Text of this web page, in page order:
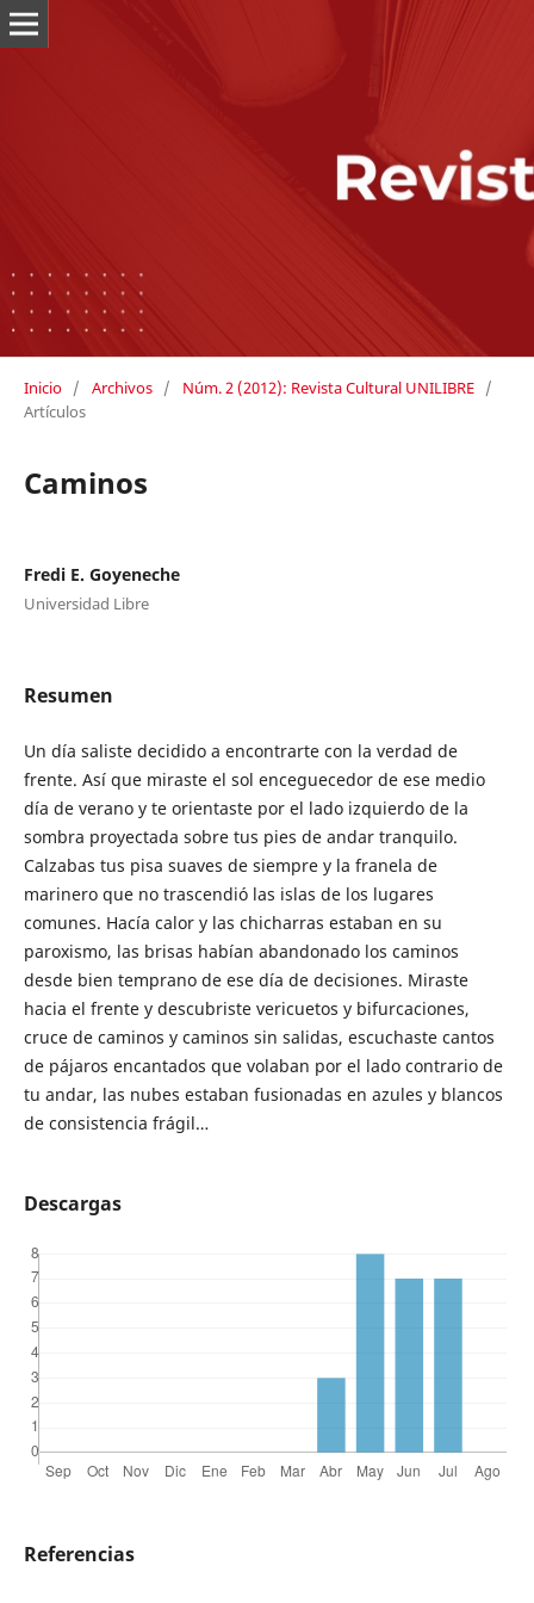
Inicio / Archivos / Núm. 2 (2012): Revista Cultural UNILIBRE /
Artículos
Caminos
Fredi E. Goyeneche
Universidad Libre
Resumen
Un día saliste decidido a encontrarte con la verdad de
frente. Así que miraste el sol enceguecedor de ese medio
día de verano y te orientaste por el lado izquierdo de la
sombra proyectada sobre tus pies de andar tranquilo.
Calzabas tus pisa suaves de siempre y la franela de
marinero que no trascendió las islas de los lugares
comunes. Hacía calor y las chicharras estaban en su
paroxismo, las brisas habían abandonado los caminos
desde bien temprano de ese día de decisiones. Miraste
hacia el frente y descubriste vericuetos y bifurcaciones,
cruce de caminos y caminos sin salidas, escuchaste cantos
de pájaros encantados que volaban por el lado contrario de
tu andar, las nubes estaban fusionadas en azules y blancos
de consistencia frágil…
Descargas
Referencias